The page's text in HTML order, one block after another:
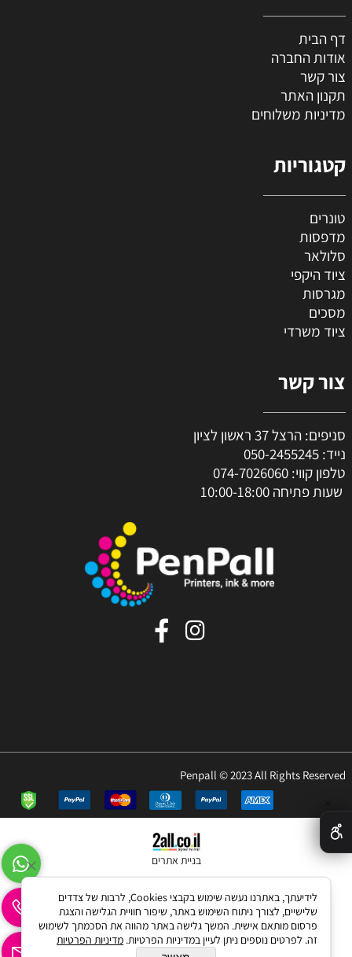
דף הבית
אודות החברה
צור קשר
תקנון האתר
מדיניות משלוחים
קטגוריות
טונרים
מדפסות
סלולאר
ציוד היקפי
מגרסות
מסכים
ציוד משרדי
צור קשר
סניפים: הרצל 37 ראשון לציון
נייד: 050-2455245
טלפון קווי: 074-7026060
שעות פתיחה 10:00-18:00
Penpall © 2023 All Rights Reserved
בניית אתרים
לידיעתך, באתרנו נעשה שימוש בקבצי Cookies, לרבות של צדדים
שלישיים, לצורך ניתוח השימוש באתר, שיפור חוויית הגלישה והצגת
פרסום מותאם אישית. המשך גלישה באתר מהווה את הסכמתך לשימוש
זה. לפרטים נוספים ניתן לעיין במדיניות הפרטיות. מדיניות הפרטיות